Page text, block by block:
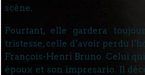
scène.
Pourtant, elle gardera
tristesse, celle d’avoir perdu
François-Henri Bruno. Celui
époux et son impresario. Il